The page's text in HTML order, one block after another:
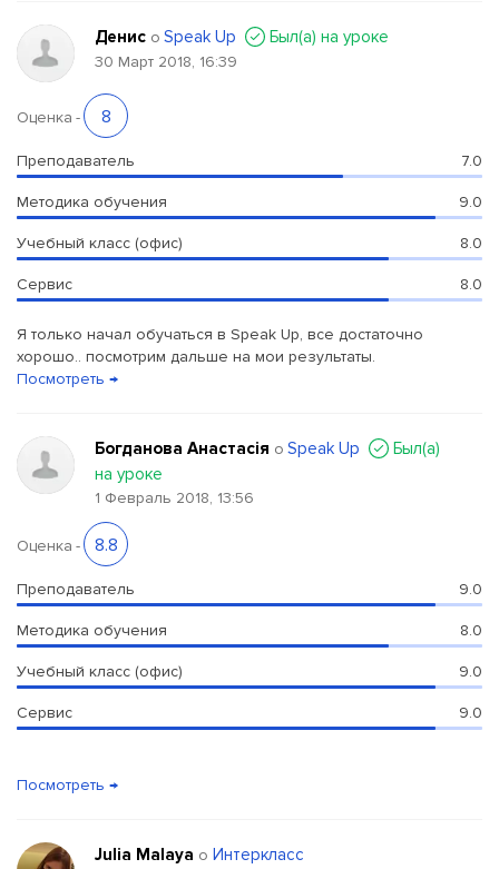
Денис о Speak Up Был(a) на уроке
30 Март 2018, 16:39
Оценка - 8
Преподаватель 7.0
Методика обучения 9.0
Учебный класс (офис) 8.0
Сервис 8.0
Я только начал обучаться в Speak Up, все достаточно
хорошо.. посмотрим дальше на мои результаты.
Посмотреть →
Богданова Анастасія о Speak Up
Был(a)
на уроке
1 Февраль 2018, 13:56
Оценка - 8.8
Преподаватель 9.0
Методика обучения 8.0
Учебный класс (офис) 9.0
Сервис 9.0
Посмотреть →
Julia Malaya о Интеркласс